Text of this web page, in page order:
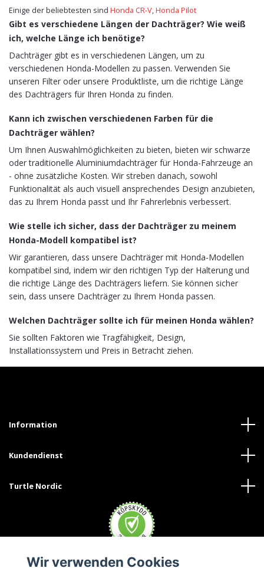
Einige der beliebtesten sind Honda CR-V,Honda Pilot
Gibt es verschiedene Längen der Dachträger? Wie weiß
ich, welche Länge ich benötige?
Dachträger gibt es in verschiedenen Längen, um zu
verschiedenen Honda-Modellen zu passen. Verwenden Sie
unseren Filter oder unsere Produktliste, um die richtige Länge
des Dachträgers für Ihren Honda zu finden.
Kann ich zwischen verschiedenen Farben für die
Dachträger wählen?
Um Ihnen Auswahlmöglichkeiten zu bieten, bieten wir schwarze
oder traditionelle Aluminiumdachträger für Honda-Fahrzeuge an
- ohne zusätzliche Kosten. Wir streben danach, sowohl
Funktionalität als auch visuell ansprechendes Design anzubieten,
das zu Ihrem Honda passt und Ihr Fahrerlebnis verbessert.
Wie stelle ich sicher, dass der Dachträger zu meinem
Honda-Modell kompatibel ist?
Wir garantieren, dass unsere Dachträger mit Honda-Modellen
kompatibel sind, indem wir den richtigen Typ der Halterung und
die richtige Länge des Dachträgers liefern. Sie können sicher
sein, dass unsere Dachträger zu Ihrem Honda passen.
Welchen Dachträger sollte ich für meinen Honda wählen?
Sie sollten Faktoren wie Tragfähigkeit, Design,
Installationssystem und Preis in Betracht ziehen.
Information
Kundendienst
Turtle Nordic
Wir verwenden Cookies